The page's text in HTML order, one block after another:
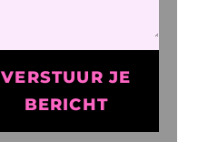
VERSTUUR JE
BERICHT